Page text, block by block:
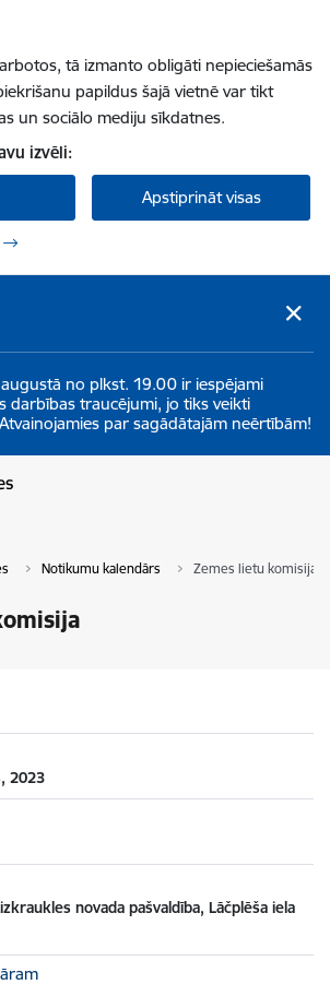
tā izmanto obligāti nepieciešamās
papildus šajā vietnē var tikt
un sociālo mediju sīkdatnes.
izvēli:
Apstiprināt visas
no plkst. 19.00 ir iespējami
darbības traucējumi, jo tiks veikti
par sagādātajām neērtībām!
Notikumu kalendārs Zemes lietu komisija
2023
novada pašvaldība, Lāčplēša iela